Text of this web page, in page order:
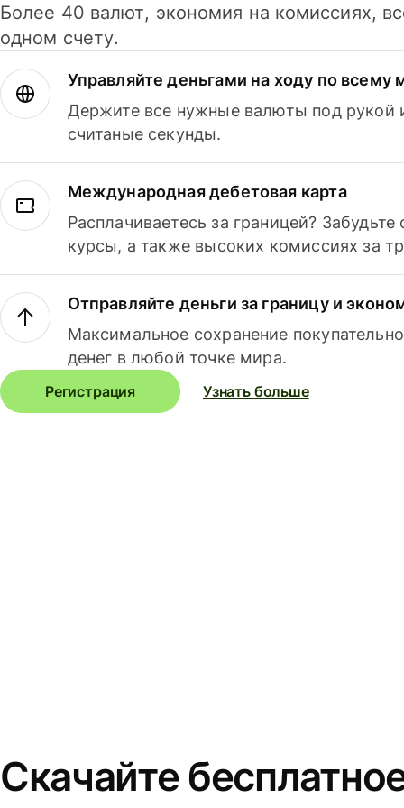
Более 40 валют, экономия на комиссиях,
одном счету.
Управляйте деньгами на ходу по всему
Держите все нужные валюты под рукой
считаные секунды.
Международная дебетовая карта
Расплачиваетесь за границей?
курсы, а также высоких комиссиях за
Отправляйте деньги за границу и
Максимальное сохранение
денег в любой точке мира.
Регистрация Узнать больше
Скачайте